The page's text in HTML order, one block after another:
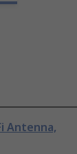
Antenna,